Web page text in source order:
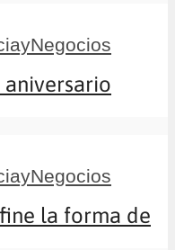
aniversario
la forma de